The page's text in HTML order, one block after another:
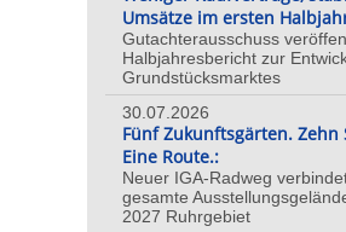
Umsätze im ersten
Gutachterausschuss
Halbjahresbericht zur
Grundstücksmarktes
30.07.2026
Fünf Zukunftsgärten. Zehn
Eine Route.:
Neuer IGA-Radweg
gesamte
2027 Ruhrgebiet